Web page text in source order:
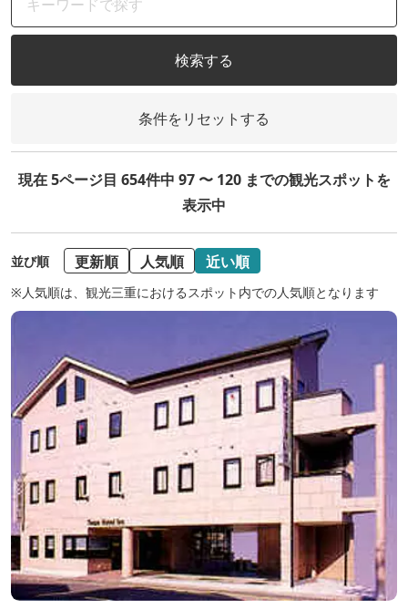
検索する
条件をリセットする
現在 5ページ目 654件中 97 〜 120 までの観光スポットを
表示中
並び順 更新順 人気順 近い順
※人気順は、観光三重におけるスポット内での人気順となります